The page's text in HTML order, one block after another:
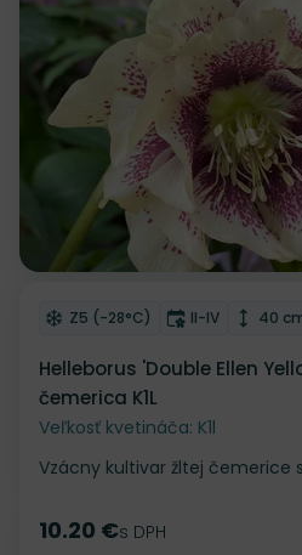
Odober do zoznamu želaní
Mrazuvzdornosť
Z5 (-28°C) Doba
II-IV 40
Helleborus 'Double Ellen
čemerica K1L
Veľkosť kvetináča: K1l
Vzácny kultivar žltej čemerice
Cena
10.20 €s DPH